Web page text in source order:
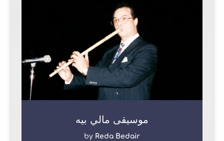
موسيقى مالي بيه
by Reda Bedair